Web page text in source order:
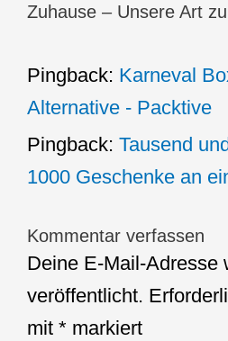
Zuhause – Unsere Art
Pingback: Karneval
Alternative - Packtive
Pingback: Tausend
1000 Geschenke an
Kommentar verfassen
Deine E-Mail-Adresse
veröffentlicht.
mit * markiert